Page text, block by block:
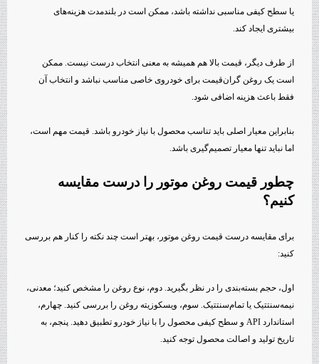
یا سطح کیفی مناسبی نداشته باشد، ممکن است در بلندمدت هزینه‌های
بیشتری ایجاد کند.
از طرف دیگر، قیمت بالا هم همیشه به معنی انتخاب درست نیست. ممکن
است یک روغن گران‌قیمت برای خودروی خاصی مناسب نباشد و انتخاب آن
فقط باعث هزینه اضافی شود.
بنابراین معیار اصلی باید تناسب محصول با نیاز خودرو باشد. قیمت مهم است،
اما نباید تنها معیار تصمیم‌گیری باشد.
چطور قیمت روغن موتور را درست مقایسه
کنیم؟
برای مقایسه درست قیمت روغن موتور، بهتر است چند نکته را کنار هم بررسی
کنید:
اول، حجم بسته‌بندی را در نظر بگیرید. دوم، نوع روغن را مشخص کنید؛ معدنی،
نیمه‌سنتتیک یا تمام‌سنتتیک. سوم، ویسکوزیته روغن را بررسی کنید. چهارم،
استاندارد API و سطح کیفی محصول را با نیاز خودرو تطبیق دهید. پنجم، به
تاریخ تولید و اصالت محصول توجه کنید.